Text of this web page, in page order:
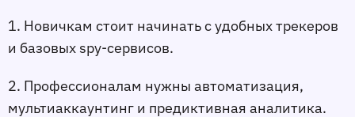
1. Новичкам стоит начинать с удобных трекеров
и базовых spy-сервисов.
2. Профессионалам нужны автоматизация,
мультиаккаунтинг и предиктивная аналитика.